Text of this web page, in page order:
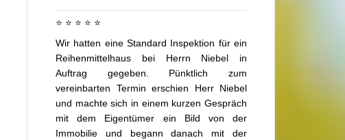
⭐ ⭐ ⭐ ⭐ ⭐
Wir hatten eine Standard Inspektion für ein
Reihenmittelhaus bei Herrn Niebel in
Auftrag gegeben. Pünktlich zum
vereinbarten Termin erschien Herr Niebel
und machte sich in einem kurzen Gespräch
mit dem Eigentümer ein Bild von der
Immobilie und begann danach mit der